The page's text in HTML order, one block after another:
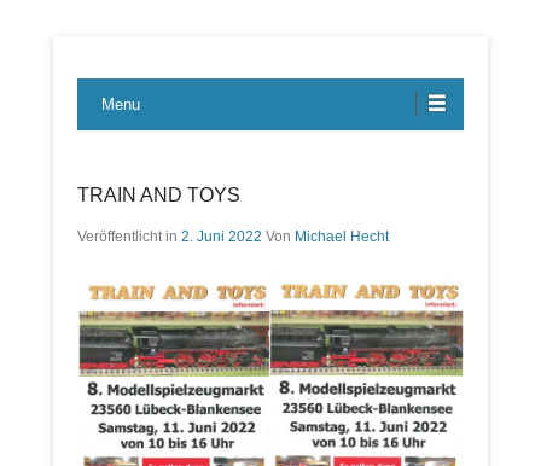
LBE-Express
Menu
TRAIN AND TOYS
Veröffentlicht in 2. Juni 2022 Von Michael Hecht